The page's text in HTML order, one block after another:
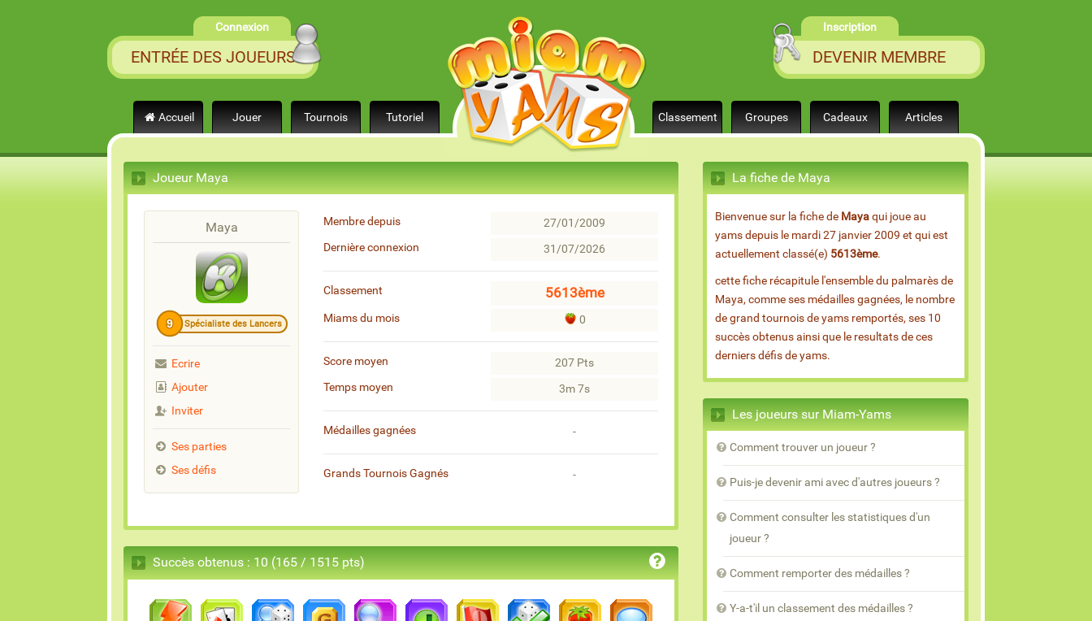
Connexion
ENTRÉE DES JOUEURS
Inscription
DEVENIR MEMBRE
Accueil Jouer Tournois Tutoriel Classement Groupes Cadeaux Articles
Joueur Maya
Maya
9 Spécialiste des Lancers
Ecrire
Ajouter
Inviter
Ses parties
Ses défis
Membre depuis
27/01/2009
Dernière connexion
31/07/2026
Classement 5613ème
Miams du mois 0
Score moyen
207 Pts
Temps moyen
3m 7s
Médailles gagnées -
Grands Tournois Gagnés -
Succès obtenus : 10 (165 / 1515 pts)
La fiche de Maya
Bienvenue sur la fiche de Mayaqui joue au
yams depuis le mardi 27 janvier 2009 et qui est
actuellement classé(e) 5613ème.
cette fiche récapitule l'ensemble du palmarès de
Maya, comme ses médailles gagnées, le nombre
de grand tournois de yams remportés, ses 10
succès obtenus ainsi que le resultats de ces
derniers défis de yams.
Les joueurs sur Miam-Yams
Comment trouver un joueur ?
Puis-je devenir ami avec d'autres joueurs ?
Comment consulter les statistiques d'un
joueur ?
Comment remporter des médailles ?
Y-a-t'il un classement des médailles ?